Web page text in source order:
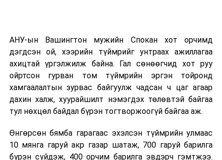
АНУ-ын Вашингтон мужийн Спокан хот орчимд
дэгдсэн ой, хээрийн түймрийг унтраах ажиллагаа
ахицтай үргэлжилж байна. Гал сөнөөгчид хот руу
ойртсон гурван том түймрийн эргэн тойронд
хамгаалалтын зурвас байгуулж чадсан ч цаг агаар
дахин халж, хуурайшилт нэмэгдэх төлөвтэй байгаа
тул нөхцөл байдал бүрэн тогтворжоогүй байгаа аж.
Өнгөрсөн бямба гарагаас эхэлсэн түймрийн улмаас
10 мянга гаруй акр газар шатаж, 700 гаруй барилга
бүрэн сүйдэж, 400 орчим барилга эвдэрч гэмтжээ.